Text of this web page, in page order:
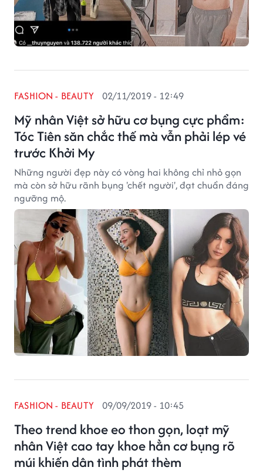
Mỹ nhân Việt sở hữu cơ bụng cực phẩm:
Tóc Tiên săn chắc thế mà vẫn phải lép vé
trước Khởi My
FASHION - BEAUTY 02/11/2019 - 12:49
Những người đẹp này có vòng hai không chỉ nhỏ gọn
mà còn sở hữu rãnh bụng 'chết người', đạt chuẩn đáng
ngưỡng mộ.
Theo trend khoe eo thon gọn, loạt mỹ
nhân Việt cao tay khoe hẳn cơ bụng rõ
múi khiến dân tình phát thèm
FASHION - BEAUTY 09/09/2019 - 10:45